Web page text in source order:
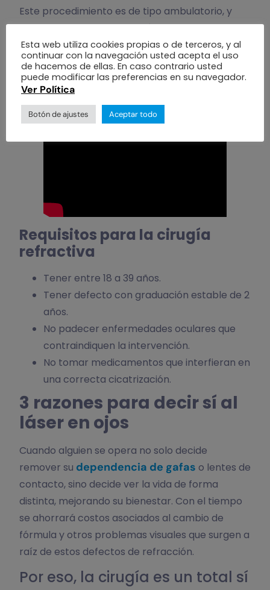
Este procedimiento es de tipo ambulatorio, y
solo se utilizan gotas anestésicas en el ojo;
mediante un instrumento mantendrás los
párpados abiertos y enfocado en un punto de
luz, mientras el láser actúa remodelando la
córnea.
Requisitos para la cirugía
refractiva
Tener entre 18 a 39 años.
Tener defecto con graduación estable de 2
años.
No padecer enfermedades oculares que
contraindiquen la intervención.
No tomar medicamentos que interfieran en
una correcta cicatrización.
3 razones para decir sí al
láser en ojos
Cuando alguien se opera no solo decide
remover su dependencia de gafas o lentes de
contacto, sino decide ver la vida de forma
distinta, mejorando su bienestar. Con el tiempo
se ahorrará costos asociados al cambio de
fórmula y otros problemas visuales que surgen a
raíz de estos defectos de refracción.
Por eso, la cirugía es un total sí
Esta web utiliza cookies propias o de terceros, y al
continuar con la navegación usted acepta el uso
de hacemos de ellas. En caso contrario usted
puede modificar las preferencias en su navegador.
Ver Política
Botón de ajustes Aceptar todo